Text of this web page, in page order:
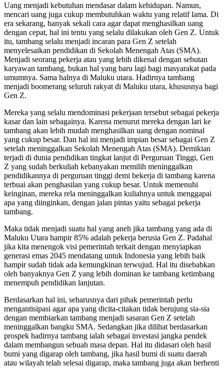
Uang menjadi kebutuhan mendasar dalam kehidupan. Namun,
mencari uang juga cukup membutuhkan waktu yang relatif lama. Di
era sekarang, banyak sekali cara agar dapat menghasilkan uang
dengan cepat, hal ini tentu yang selalu dilakukan oleh Gen Z. Untuk
itu, tambang selalu menjadi incaran para Gen Z setelah
menyelesaikan pendidikan di Sekolah Menengah Atas (SMA).
Menjadi seorang pekerja atau yang lebih dikenal dengan sebutan
karyawan tambang, bukan hal yang baru lagi bagi masyarakat pada
umumnya. Sama halnya di Maluku utara. Hadirnya tambang
menjadi boomerang seluruh rakyat di Maluku utara, khususnya bagi
Gen Z.
Mereka yang selalu mendominasi pekerjaan tersebut sebagai pekerja
kasar dan lain sebagainya. Karena menurut mereka dengan lari ke
tambang akan lebih mudah menghasilkan uang dengan nominal
yang cukup besar. Dan hal ini menjadi impian besar sebagai Gen Z
setelah meninggalkan Sekolah Menengah Atas (SMA). Demikian
terjadi di dunia pendidikan tingkat lanjut di Perguruan Tinggi, Gen
Z yang sudah berkuliah kebanyakan memilih meninggalkan
pendidikannya di perguruan tinggi demi bekerja di tambang karena
terbuai akan penghasilan yang cukup besar. Untuk memenuhi
keinginan, mereka rela meninggalkan kuliahnya untuk menggapai
apa yang diinginkan, dengan jalan pintas yaitu sebagai pekerja
tambang.
Maka tidak menjadi suatu hal yang aneh jika tambang yang ada di
Maluku Utara hampir 85% adalah pekerja berusia Gen Z. Padahal
jika kita menengok visi pemerintah terkait dengan menyiapkan
generasi emas 2045 mendatang untuk Indonesia yang lebih baik
hampir sudah tidak ada kemungkinan terwujud. Hal itu disebabkan
oleh banyaknya Gen Z yang lebih dominan ke tambang ketimbang
menempuh pendidikan lanjutan.
Berdasarkan hal ini, seharusnya dari pihak pemerintah perlu
mengantisipasi agar apa yang dicita-citakan tidak berujung sia-sia
dengan membiarkan tambang menjadi sasaran Gen Z setelah
meninggalkan bangku SMA. Sedangkan jika dilihat berdasarkan
prospek hadirnya tambang ialah sebagai investasi jangka pendek
dalam membangun sebuah masa depan. Hal itu didasari oleh hasil
bumi yang digarap oleh tambang, jika hasil bumi di suatu daerah
atau wilayah telah selesai digarap, maka tambang juga akan berhenti